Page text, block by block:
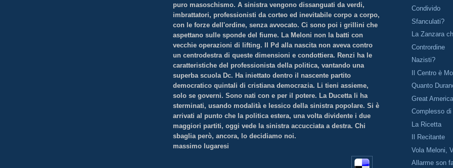
puro masoschismo. A sinistra vengono dissanguati da verdi,
imbrattatori, professionisti da corteo ed inevitabile corpo a corpo,
con le forze dell'ordine, senza avvocato. Ci sono poi i grillini che
aspettano sulle sponde del fiume. La Meloni non la batti con
vecchie operazioni di lifting. Il Pd alla nascita non aveva contro
un centrodestra di queste dimensioni e condottiera. Renzi ha le
caratteristiche del professionista della politica, vantando una
superba scuola Dc. Ha iniettato dentro il nascente partito
democratico quintali di cristiana democrazia. Li tieni assieme,
solo se governi. Sono nati con e per il potere. La Ducetta li ha
sterminati, usando modalità e lessico della sinistra popolare. Si è
arrivati al punto che la politica estera, una volta dividente i due
maggiori partiti, oggi vede la sinistra accucciata a destra. Chi
sbaglia però, ancora, lo decidiamo noi.
massimo lugaresi
Condivido
Sfanculati?
La Zanzara
Contrordine
Nazisti?
Il Centro è
Quanto
Great America
Complesso
La Ricetta
Il Recitante
Vola Meloni,
Allarme son